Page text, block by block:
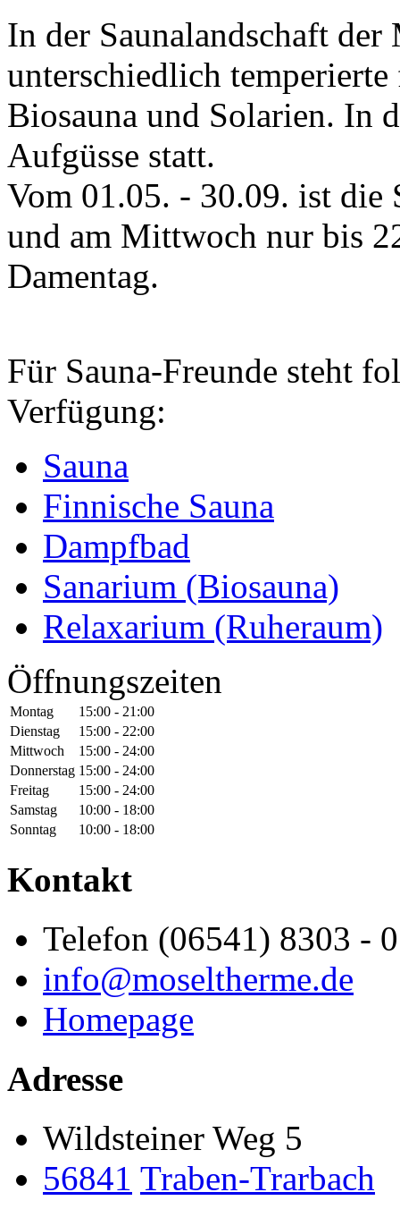
In der Saunalandschaft
unterschiedlich
Biosauna und Solarien. In
Aufgüsse statt.
Vom 01.05. - 30.09. ist die
und am Mittwoch nur bis
Damentag.
Für Sauna-Freunde steht
Verfügung:
Sauna
Finnische Sauna
Dampfbad
Sanarium (Biosauna)
Relaxarium (Ruheraum)
Öffnungszeiten
Montag
15:00 - 21:00
Dienstag
15:00 - 22:00
Mittwoch
15:00 - 24:00
Donnerstag 15:00 - 24:00
Freitag
15:00 - 24:00
Samstag
10:00 - 18:00
Sonntag
10:00 - 18:00
Kontakt
Telefon (06541) 8303 - 0
info@moseltherme.de
Homepage
Adresse
Wildsteiner Weg 5
56841 Traben-Trarbach